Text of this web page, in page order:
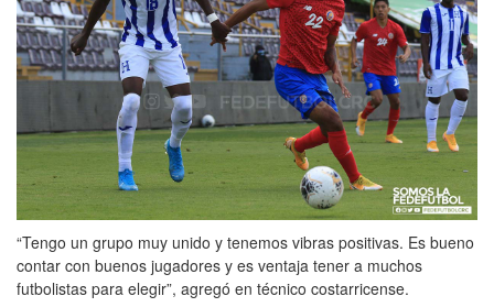
“Tengo un grupo muy unido y tenemos vibras positivas. Es bueno
contar con buenos jugadores y es ventaja tener a muchos
futbolistas para elegir”, agregó en técnico costarricense.